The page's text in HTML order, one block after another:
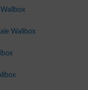
Wallbox